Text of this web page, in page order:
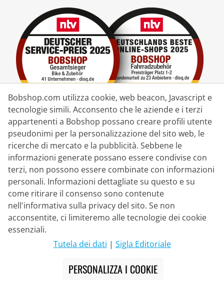
Contatto
Chat dal vivo
Lu - Ve: 8:30 - 16:00 (CET)
Whatsapp
Telefonata (en/de)
Partner di Consegna
Bobshop.com utilizza cookie, web beacon, Javascript e
tecnologie simili. Acconsento che le aziende e i terzi
appartenenti a Bobshop possano creare profili utente
pseudonimi per la personalizzazione del sito web, le
ricerche di mercato e la pubblicità. Sebbene le
informazioni generate possano essere condivise con
terzi, non possono essere combinate con informazioni
personali. Informazioni dettagliate su questo e su
come ritirare il consenso sono contenute
nell'informativa sulla privacy del sito. Se non
acconsentite, ci limiteremo alle tecnologie dei cookie
essenziali.
Tutela dei dati | Sigla Editoriale
PERSONALIZZA I COOKIE